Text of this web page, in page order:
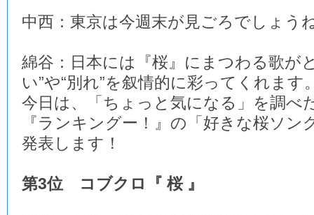
中西：東京は今週末が見ごろでしょう
綿谷：日本には『桜』にまつわる歌が
い”や“別れ”を叙情的に彩ってくれます
今日は、「ちょっと気になる」を調べ
『ランキングー！』の「好きな桜ソン
発表します！
第3位 コブクロ『 桜 』